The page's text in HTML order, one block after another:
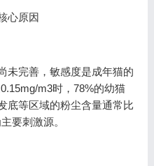
心原因
未完善，敏感度是成年猫的
m3时，78%的幼猫
底等区域的粉尘含量通常比
要刺激源。